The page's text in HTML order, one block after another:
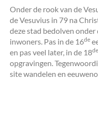
Onder de rook van de
de Vesuvius in 79 na
deze stad bedolven onder
inwoners. Pas in de 16de
en pas veel later, in de 18de
opgravingen.
site wandelen en